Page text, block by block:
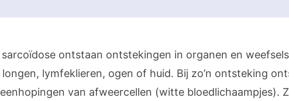
sarcoïdose ontstaan ontstekingen in organen en
longen, lymfeklieren, ogen of huid. Bij zo’n ontsteking
van afweercellen (witte bloedlichaampjes).